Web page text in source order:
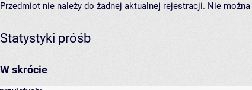
Przedmiot nie należy do żadnej aktualnej rejestracji. Nie
Statystyki próśb
W skrócie